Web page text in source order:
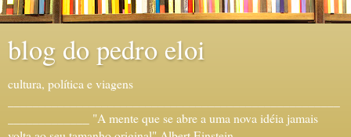
blog do pedro eloi
cultura, política e viagens
_____________ "A mente que se abre a uma nova idéia jamais